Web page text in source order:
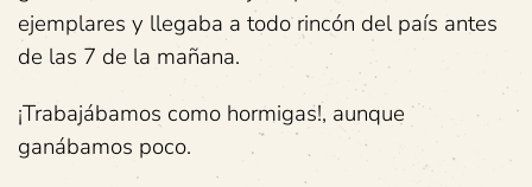
ejemplares y llegaba a todo rincón del país antes
de las 7 de la mañana.
¡Trabajábamos como hormigas!, aunque
ganábamos poco.